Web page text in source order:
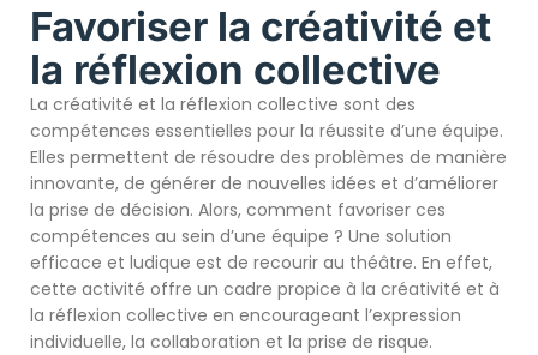
Favoriser la créativité et
la réflexion collective
La créativité et la réflexion collective sont des
compétences essentielles pour la réussite d’une équipe.
Elles permettent de résoudre des problèmes de manière
innovante, de générer de nouvelles idées et d’améliorer
la prise de décision. Alors, comment favoriser ces
compétences au sein d’une équipe ? Une solution
efficace et ludique est de recourir au théâtre. En effet,
cette activité offre un cadre propice à la créativité et à
la réflexion collective en encourageant l’expression
individuelle, la collaboration et la prise de risque.